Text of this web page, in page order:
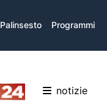
Palinsesto Programmi
notizie